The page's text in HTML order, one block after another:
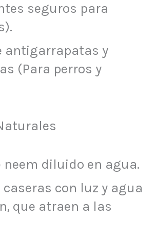
seguros para
antigarrapatas y
(Para perros y
neem diluido en agua.
con luz y agua
que atraen a las